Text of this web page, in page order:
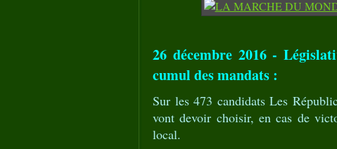
26 décembre 2016 -
cumul des mandats :
Sur les 473 candidats Les
vont devoir choisir, en cas de
local.